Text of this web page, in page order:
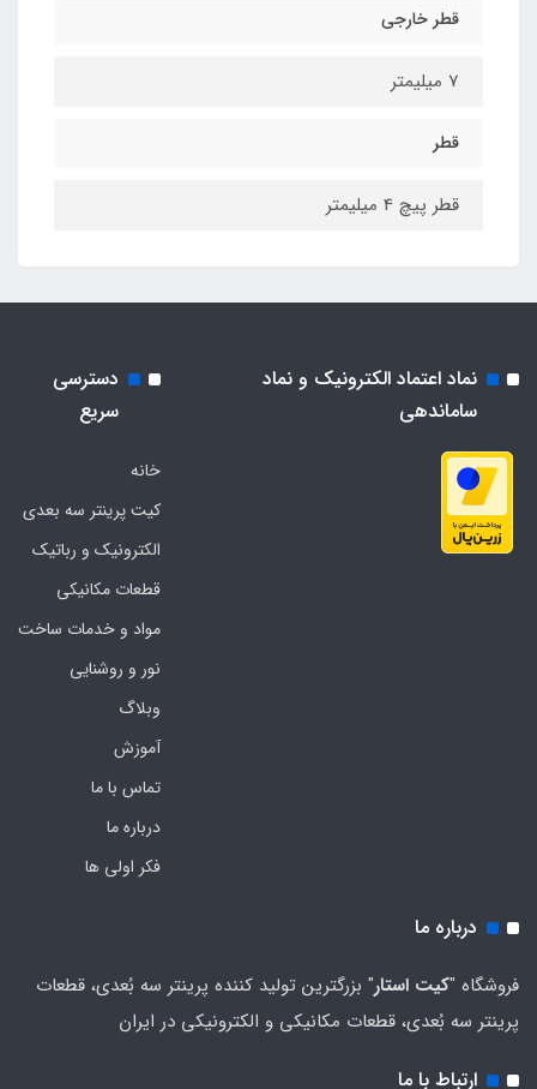
قطر خارجی
7 میلیمتر
قطر
قطر پیچ 4 میلیمتر
نماد اعتماد الکترونیک و نماد
ساماندهی
دسترسی
سریع
خانه
کیت پرینتر سه بعدی
الکترونیک و رباتیک
قطعات مکانیکی
مواد و خدمات ساخت
نور و روشنایی
وبلاگ
آموزش
تماس با ما
درباره ما
فکر اولی ها
درباره ما
فروشگاه "کیت استار" بزرگترین تولید کننده پرینتر سه بُعدی، قطعات
پرینتر سه بُعدی، قطعات مکانیکی و الکترونیکی در ایران
ارتباط با ما